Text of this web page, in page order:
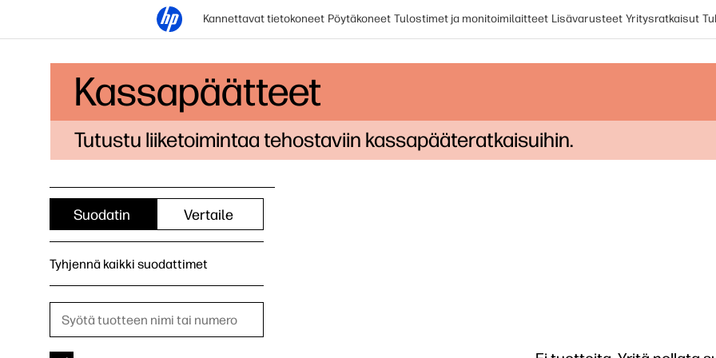
Kannettavat tietokoneet Pöytäkoneet Tulostimet ja monitoimilaitteet Lisävarusteet Yritysratkaisut
Kassapäätteet
Tutustu liiketoimintaa tehostaviin kassapääteratkaisuihin.
Suodatin Vertaile
Tyhjennä kaikki suodattimet